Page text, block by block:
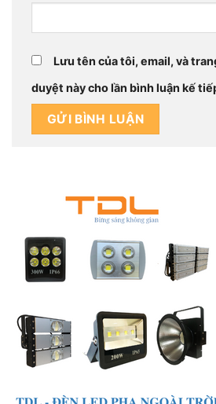
Lưu tên của tôi, email, và
duyệt này cho lần bình luận kế